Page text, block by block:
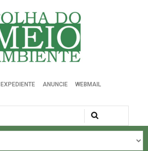
Folha do Meio Ambiente
EXPEDIENTE ANUNCIE WEBMAIL